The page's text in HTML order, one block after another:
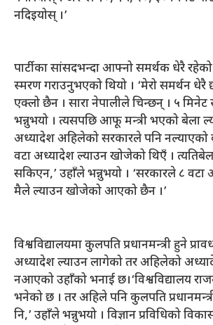
नदिइयोस् ।’
पार्टीका सांसदभन्दा आफ्नो समर्थक धेरै
स्मरण गराउनुभएको थियो । ‘मेरो समर्थन
एक्लो छैन । सारा नेपालीले चिन्छन् । ५ मिनेट
भन्नुभयो । त्यसपछि आफू मन्त्री भएको बेला
अध्यादेश अहिलेको सरकारले पनि नल्याएको
वटा अध्यादेश ल्याउन खोजेको थिएँ ।
सकिएन,’ उहाँले भन्नुभयो । ‘सरकारले ८ वटा
मैले ल्याउन खोजेको आएको छैन ।’
विश्वविद्यालयमा कुलपति प्रधानमन्त्री हुने
अध्यादेश ल्याउन लागेको तर अहिलेको
नआएको उहाँको भनाई छ।‘विश्वविद्यालय
भनेको छ । तर अहिले पनि कुलपति
नि,’ उहाँले भन्नुभयो । विज्ञान प्रविधिको विकास